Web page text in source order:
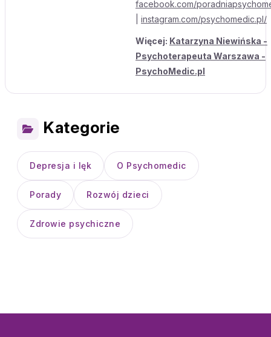
facebook.com/
instagram.com/psychomedic.pl/
Więcej: Katarzyna Niewińska -
Psychoterapeuta Warszawa -
PsychoMedic.pl
Kategorie
Depresja i lęk O Psychomedic
Porady Rozwój dzieci
Zdrowie psychiczne